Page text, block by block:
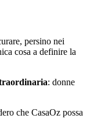
persino nei
cosa a definire la
: donne
che CasaOz possa